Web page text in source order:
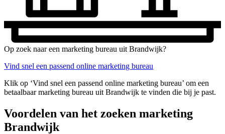
Op zoek naar een marketing bureau uit Brandwijk?
Vind snel een passend online marketing bureau
Klik op ‘Vind snel een passend online marketing bureau’ om een
betaalbaar marketing bureau uit Brandwijk te vinden die bij je past.
Voordelen van het zoeken marketing
Brandwijk